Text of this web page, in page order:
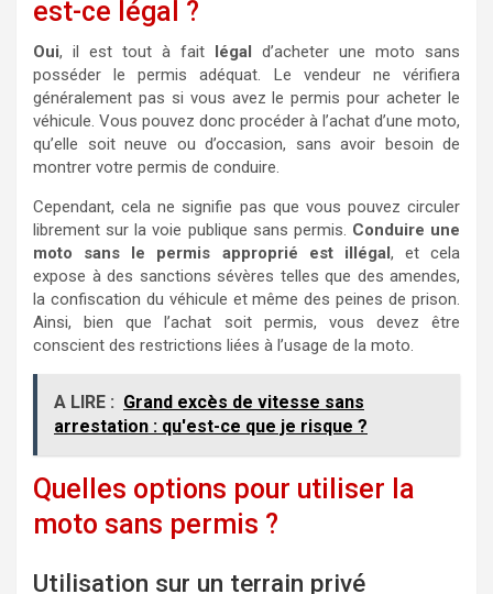
est-ce légal ?
Oui, il est tout à fait légal d’acheter une moto sans
posséder le permis adéquat. Le vendeur ne vérifiera
généralement pas si vous avez le permis pour acheter le
véhicule. Vous pouvez donc procéder à l’achat d’une moto,
qu’elle soit neuve ou d’occasion, sans avoir besoin de
montrer votre permis de conduire.
Cependant, cela ne signifie pas que vous pouvez circuler
librement sur la voie publique sans permis. Conduire une
moto sans le permis approprié est illégal, et cela
expose à des sanctions sévères telles que des amendes,
la confiscation du véhicule et même des peines de prison.
Ainsi, bien que l’achat soit permis, vous devez être
conscient des restrictions liées à l’usage de la moto.
A LIRE : Grand excès de vitesse sans
arrestation : qu'est-ce que je risque ?
Quelles options pour utiliser la
moto sans permis ?
Utilisation sur un terrain privé